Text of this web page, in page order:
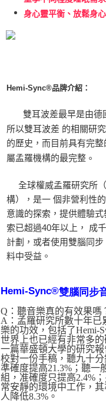
身心靈平衡、放鬆身
Hemi-Sync®品牌介紹：
雙耳波差最早是由德
所以雙耳波差 的相關研
的歷史，而目前具有完
屬孟羅機構的最完整 。
全球權威孟羅研究所（
構），是一 個非營利性
意識的探索，提供體驗
索已超過40年以上， 成
計劃，或者使用雙腦同
料中受益。
Hemi-Sync®雙腦同步
Q：聽音樂真的有效果嗎
A：孟羅研究所數十年已
樂的功效，包括了Hemi-
世界上也已經有非常多
一篇華盛頓大學的研究
校對一份手稿，聽九十
準確度提高21.3%；聽一
組，准確度只提高2.4%
常安靜的環境中工作，
人降低8.3%。